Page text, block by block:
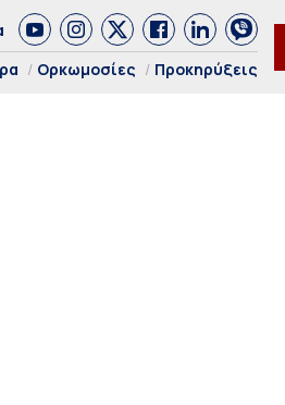
Ορκωμοσίες Προκηρύξεις